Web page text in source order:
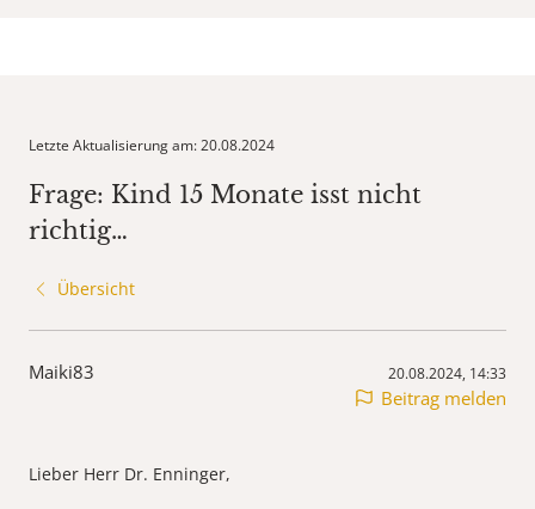
Letzte Aktualisierung am: 20.08.2024
Frage: Kind 15 Monate isst nicht
richtig…
Übersicht
Maiki83 20.08.2024, 14:33
Beitrag melden
Lieber Herr Dr. Enninger,